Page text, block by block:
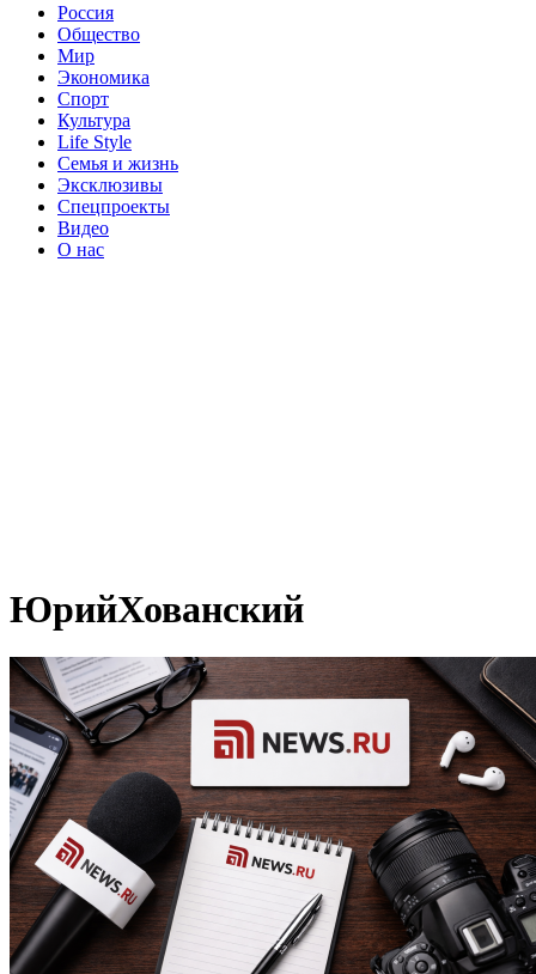
Россия
Общество
Мир
Экономика
Спорт
Культура
Life Style
Семья и жизнь
Эксклюзивы
Спецпроекты
Видео
О нас
ЮрийХованский